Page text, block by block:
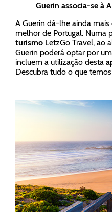
Guerin associa-se à
A Guerin dá-lhe ainda
melhor de Portugal. Numa
turismo LetzGo Travel, ao
Guerin poderá optar por
incluem a utilização desta
Descubra tudo o que